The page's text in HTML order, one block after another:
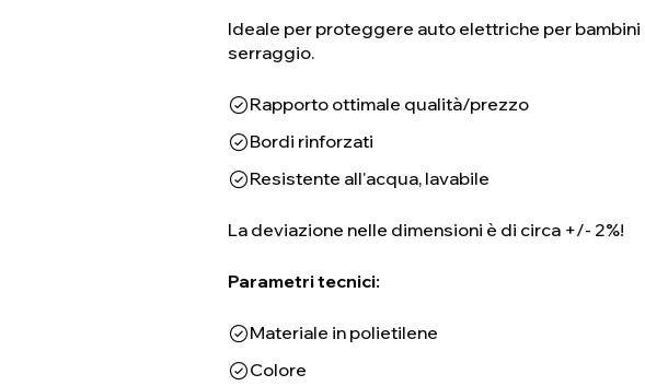
Ideale per proteggere auto elettriche per
serraggio.
Rapporto ottimale qualità/prezzo
Bordi rinforzati
Resistente all'acqua, lavabile
La deviazione nelle dimensioni è di circa +/- 2%!
Parametri tecnici:
Materiale in polietilene